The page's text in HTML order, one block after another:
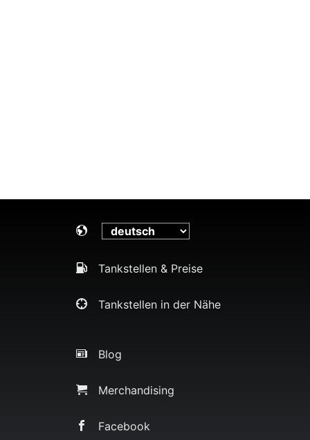
Tankstellen & Preise
Tankstellen in der Nähe
Blog
Merchandising
Facebook